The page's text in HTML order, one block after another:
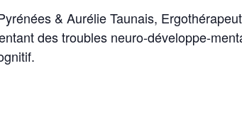
& Aurélie Taunais,
des troubles neuro-développe-